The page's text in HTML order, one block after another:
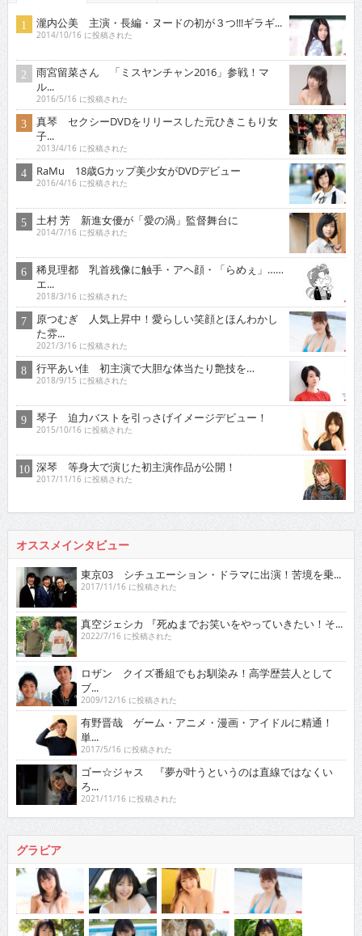
瀧内公美 主演・長編・ヌードの初が３つ!!!ギラギ...
2014/10/16 に投稿された
雨宮留菜さん 「ミスヤンチャン2016」参戦！マ
ル...
2016/5/16 に投稿された
真琴 セクシーDVDをリリースした元ひきこもり女
子...
2013/4/16 に投稿された
RaMu 18歳Gカップ美少女がDVDデビュー
2016/4/16 に投稿された
土村 芳 新進女優が「愛の渦」監督舞台に
2014/7/16 に投稿された
稀見理都 乳首残像に触手・アヘ顔・「らめぇ」……
エ...
2018/3/16 に投稿された
原つむぎ 人気上昇中！愛らしい笑顔とほんわかし
た雰...
2021/3/16 に投稿された
行平あい佳 初主演で大胆な体当たり艶技を…
2018/9/15 に投稿された
琴子 迫力バストを引っさげイメージデビュー！
2015/10/16 に投稿された
深琴 等身大で演じた初主演作品が公開！
2017/11/16 に投稿された
オススメインタビュー
東京03 シチュエーション・ドラマに出演！苦境を乗...
2017/11/16 に投稿された
真空ジェシカ 『死ぬまでお笑いをやっていきたい！そ...
2022/7/16 に投稿された
ロザン クイズ番組でもお馴染み！高学歴芸人として
ブ...
2009/12/16 に投稿された
有野晋哉 ゲーム・アニメ・漫画・アイドルに精通！
単...
2017/5/16 に投稿された
ゴー☆ジャス 『夢が叶うというのは直線ではなくい
ろ...
2021/11/16 に投稿された
グラビア